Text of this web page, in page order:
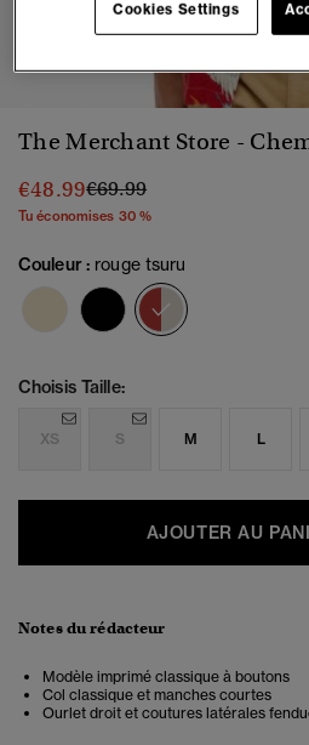
1 2 3
The Merchant Store -
€48.99Prix réduit de
€69.99à
Tu économises 30 %
Couleur : rouge tsuru
Choisis Taille:
XS S M L
AJOUTER AU
Notes du rédacteur
Modèle imprimé classique à boutons
Col classique et manches courtes
Ourlet droit et coutures latérales
Cookies Settings